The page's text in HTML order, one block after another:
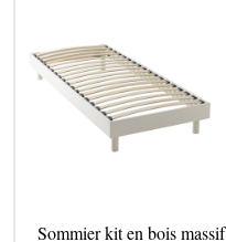
Sommier kit en bois massif